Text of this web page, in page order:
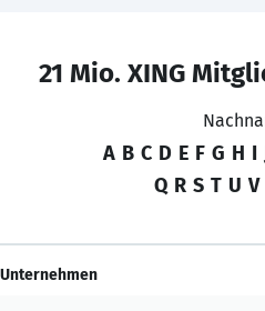
21 Mio. XING
A B C D E F G H I
Q R S T U V
Unternehmen